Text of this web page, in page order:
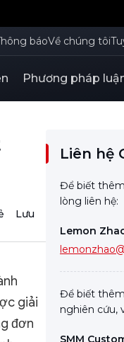
báoVề chúng tôi
Phương pháp
Lưu
giải
đơn
Liên hệ
Để biết
lòng liên hệ:
Lemon
Để biết
nghiên cứu,
SMM